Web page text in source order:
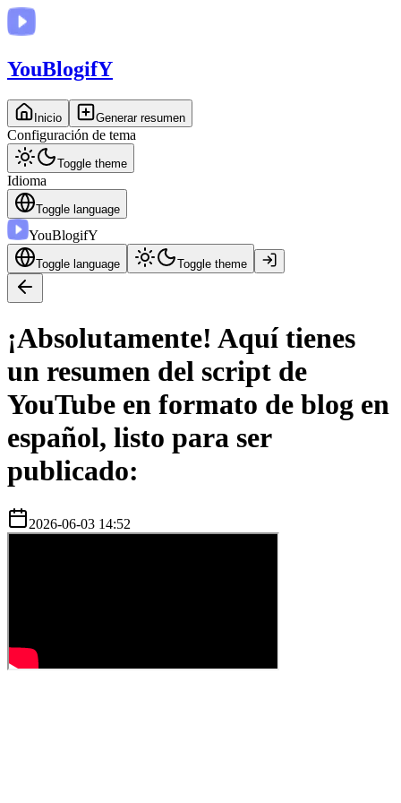
YouBlogifY
Inicio Generar resumen
Configuración de tema
Toggle theme
Idioma
Toggle language
YouBlogifY
Toggle language Toggle theme
¡Absolutamente! Aquí tienes
un resumen del script de
YouTube en formato de blog en
español, listo para ser
publicado:
2026-06-03 14:52